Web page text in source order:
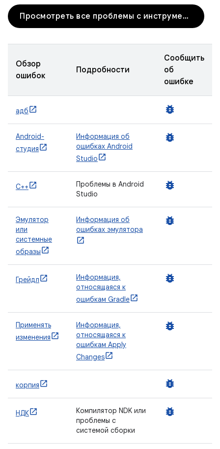
Просмотреть все проблемы с инструментами разработчика
Обзор
ошибок
Подробности
Сообщить
об
ошибке
адб bug_report
Android-
студия
Информация об
ошибках Android
Studio
bug_report
С++
Проблемы в Android
Studio
bug_report
Эмулятор
или
системные
образы
Информация об
ошибках эмулятора
bug_report
Грейдл
Информация,
относящаяся к
ошибкам Gradle
bug_report
Применять
изменения
Информация,
относящаяся к
ошибкам Apply
Changes
bug_report
корпия bug_report
НДК
Компилятор NDK или
проблемы с
системой сборки
bug_report